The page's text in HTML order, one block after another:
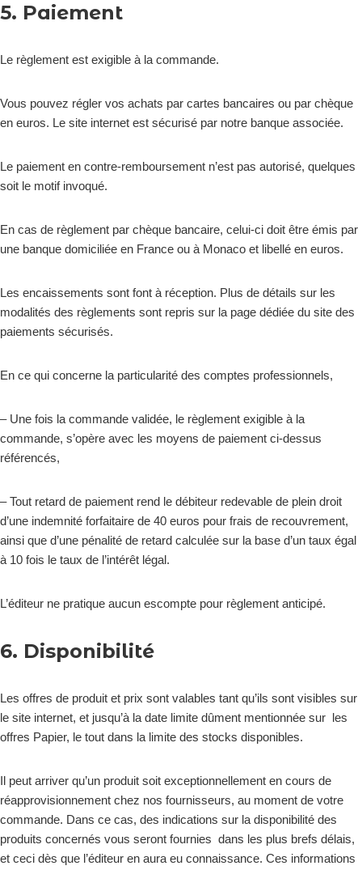
5. Paiement
Le règlement est exigible à la commande.
Vous pouvez régler vos achats par cartes bancaires ou par chèque
en euros. Le site internet est sécurisé par notre banque associée.
Le paiement en contre-remboursement n’est pas autorisé, quelques
soit le motif invoqué.
En cas de règlement par chèque bancaire, celui-ci doit être émis par
une banque domiciliée en France ou à Monaco et libellé en euros.
Les encaissements sont font à réception. Plus de détails sur les
modalités des règlements sont repris sur la page dédiée du site des
paiements sécurisés.
En ce qui concerne la particularité des comptes professionnels,
– Une fois la commande validée, le règlement exigible à la
commande, s’opère avec les moyens de paiement ci-dessus
référencés,
– Tout retard de paiement rend le débiteur redevable de plein droit
d’une indemnité forfaitaire de 40 euros pour frais de recouvrement,
ainsi que d’une pénalité de retard calculée sur la base d’un taux égal
à 10 fois le taux de l’intérêt légal.
L’éditeur ne pratique aucun escompte pour règlement anticipé.
6. Disponibilité
Les offres de produit et prix sont valables tant qu’ils sont visibles sur
le site internet, et jusqu’à la date limite dûment mentionnée sur les
offres Papier, le tout dans la limite des stocks disponibles.
Il peut arriver qu’un produit soit exceptionnellement en cours de
réapprovisionnement chez nos fournisseurs, au moment de votre
commande. Dans ce cas, des indications sur la disponibilité des
produits concernés vous seront fournies dans les plus brefs délais,
et ceci dès que l’éditeur en aura eu connaissance. Ces informations